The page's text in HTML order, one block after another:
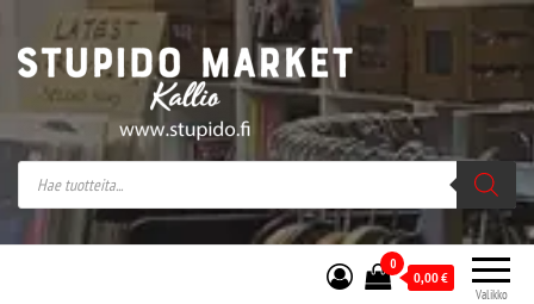
Stupido Market – verkossa ja kivijalassa
Stupido Market on vaihtoehtomusaan
erikoistunut verkko- sekä
kivijalkakauppa Helsingissä Kallion
sydämessä.
Valikko
0
0,00€